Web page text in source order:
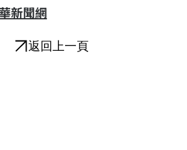
新聞網
返回上一頁